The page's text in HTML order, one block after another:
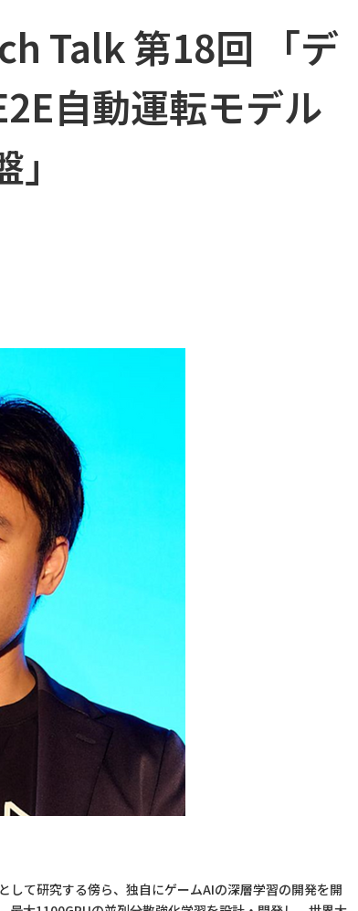
Talk 第18回 「デ
自動運転モデル
して研究する傍ら、独自にゲームAIの深層学習の開発を開